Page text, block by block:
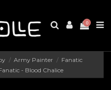
0
Army Painter
Fanatic
- Blood Chalice